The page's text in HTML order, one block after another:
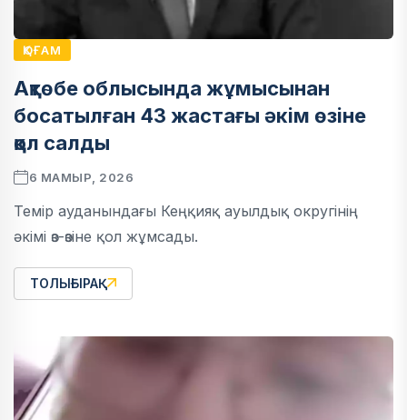
ҚОҒАМ
Ақтөбе облысында жұмысынан
босатылған 43 жастағы әкім өзіне
қол салды
6 МАМЫР, 2026
Темір ауданындағы Кеңқияқ ауылдық округінің
әкімі өз-өзіне қол жұмсады.
ТОЛЫҒЫРАҚ